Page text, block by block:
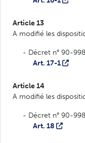
Article 13
A modifié les
- Décret n° 90-
Art. 17-1
Article 14
A modifié les
- Décret n° 90-
Art. 18